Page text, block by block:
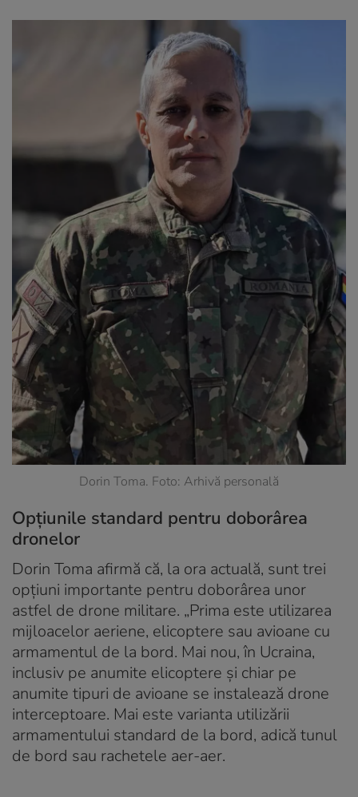
Dorin Toma. Foto: Arhivă personală
Opțiunile standard pentru doborârea
dronelor
Dorin Toma afirmă că, la ora actuală, sunt trei
opțiuni importante pentru doborârea unor
astfel de drone militare. „Prima este utilizarea
mijloacelor aeriene, elicoptere sau avioane cu
armamentul de la bord. Mai nou, în Ucraina,
inclusiv pe anumite elicoptere și chiar pe
anumite tipuri de avioane se instalează drone
interceptoare. Mai este varianta utilizării
armamentului standard de la bord, adică tunul
de bord sau rachetele aer-aer.